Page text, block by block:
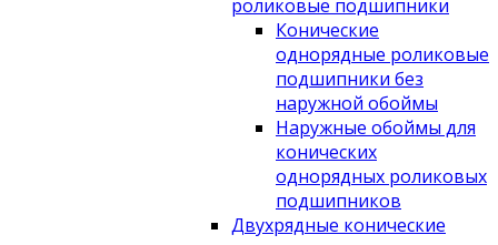
роликовые подшипники
Конические
однорядные роликовые
подшипники без
наружной обоймы
Наружные обоймы для
конических
однорядных роликовых
подшипников
Двухрядные конические